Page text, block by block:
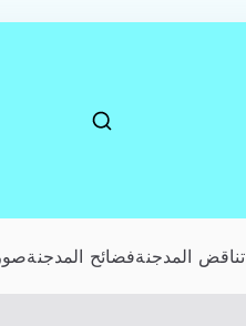
تناقض المدجنةفضائح المدجنة